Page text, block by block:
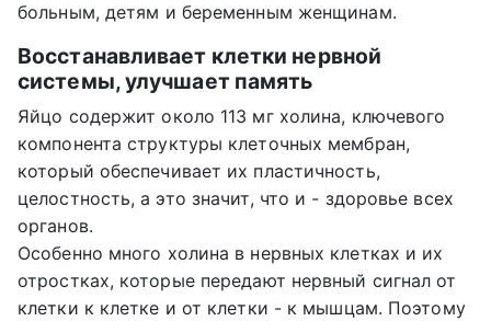
больным, детям и беременным женщинам.
Восстанавливает клетки нервной
системы, улучшает память
Яйцо содержит около 113 мг холина, ключевого
компонента структуры клеточных мембран,
который обеспечивает их пластичность,
целостность, а это значит, что и - здоровье всех
органов.
Особенно много холина в нервных клетках и их
отростках, которые передают нервный сигнал от
клетки к клетке и от клетки - к мышцам. Поэтому